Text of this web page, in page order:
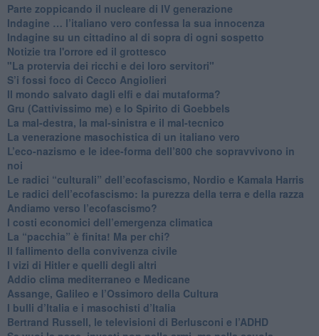
Parte zoppicando il nucleare di IV generazione
​Indagine … l’italiano vero confessa la sua innocenza
Indagine su un cittadino al di sopra di ogni sospetto
Notizie tra l'orrore ed il grottesco
"La protervia dei ricchi e dei loro servitori"
S’i fossi foco di Cecco Angiolieri
​Il mondo salvato dagli elfi e dai mutaforma?
Gru (Cattivissimo me) e lo Spirito di Goebbels
​La mal-destra, la mal-sinistra e il mal-tecnico
​La venerazione masochistica di un italiano vero
​L’eco-nazismo e le idee-forma dell’800 che sopravvivono in
noi
​Le radici “culturali” dell’ecofascismo, Nordio e Kamala Harris
Le radici dell’ecofascismo: la purezza della terra e della razza
Andiamo verso l’ecofascismo?
I costi economici dell’emergenza climatica
​La “pacchia” è finita! Ma per chi?
​Il fallimento della convivenza civile
​I vizi di Hitler e quelli degli altri
Addio clima mediterraneo e Medicane
​Assange, Galileo e l’Ossimoro della Cultura
​I bulli d’Italia e i masochisti d’Italia
​Bertrand Russell, le televisioni di Berlusconi e l’ADHD